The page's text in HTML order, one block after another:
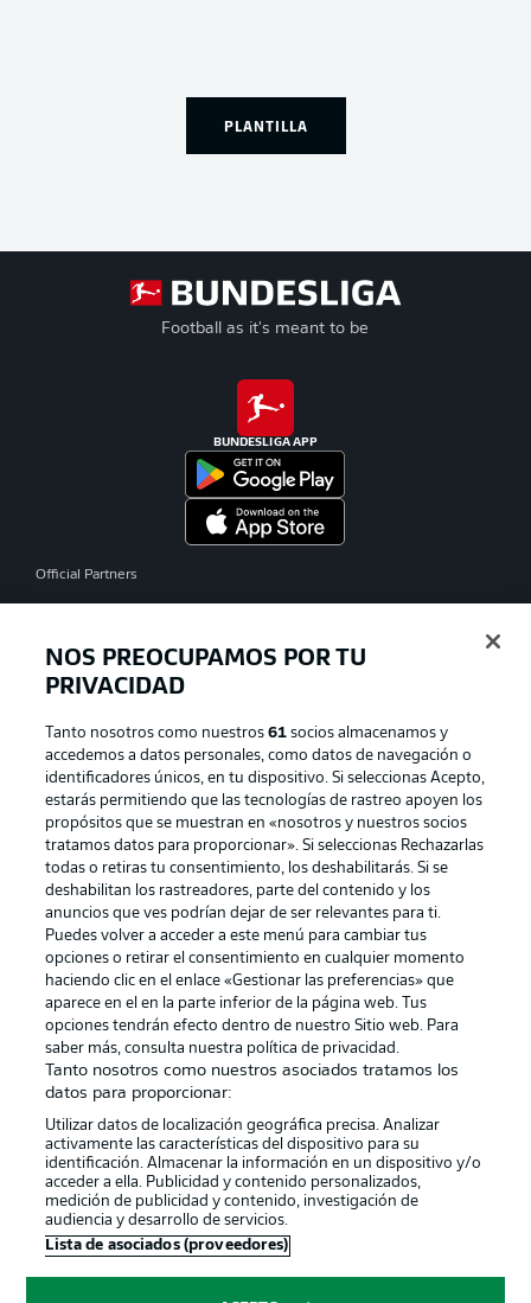
PLANTILLA
Football as it's meant to be
BUNDESLIGA APP
Official Partners
Publicidad Aviso legal
Gestionar las preferencias Declaracion de privacidad
Canales Trabajos
Jugadores Condiciones de uso
Sello Editorial Contacto
© 2026 Bundesliga-Gruppe GmbH
Elegir idioma
NOS PREOCUPAMOS POR TU
PRIVACIDAD
Tanto nosotros como nuestros61 socios almacenamos y
accedemos a datos personales, como datos de navegación o
identificadores únicos, en tu dispositivo. Si seleccionas Acepto,
estarás permitiendo que las tecnologías de rastreo apoyen los
propósitos que se muestran en «nosotros y nuestros socios
tratamos datos para proporcionar». Si seleccionas Rechazarlas
todas o retiras tu consentimiento, los deshabilitarás. Si se
deshabilitan los rastreadores, parte del contenido y los
anuncios que ves podrían dejar de ser relevantes para ti.
Puedes volver a acceder a este menú para cambiar tus
opciones o retirar el consentimiento en cualquier momento
haciendo clic en el enlace «Gestionar las preferencias» que
aparece en el en la parte inferior de la página web. Tus
opciones tendrán efecto dentro de nuestro Sitio web. Para
saber más, consulta nuestra política de privacidad.
Tanto nosotros como nuestros asociados tratamos los
datos para proporcionar:
Utilizar datos de localización geográfica precisa. Analizar
activamente las características del dispositivo para su
identificación. Almacenar la información en un dispositivo y/o
acceder a ella. Publicidad y contenido personalizados,
medición de publicidad y contenido, investigación de
audiencia y desarrollo de servicios.
Lista de asociados (proveedores)